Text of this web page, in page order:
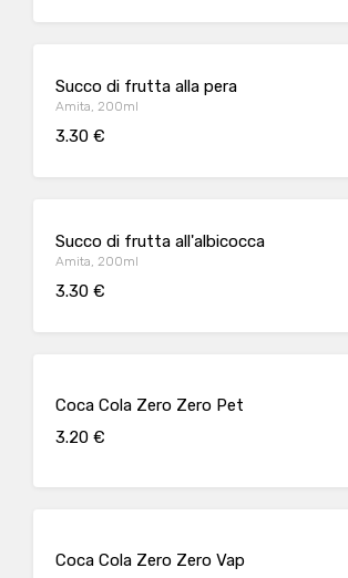
Succo di frutta alla pera
Amita, 200ml
3.30 €
Succo di frutta all'albicocca
Amita, 200ml
3.30 €
Coca Cola Zero Zero Pet
3.20 €
Coca Cola Zero Zero Vap